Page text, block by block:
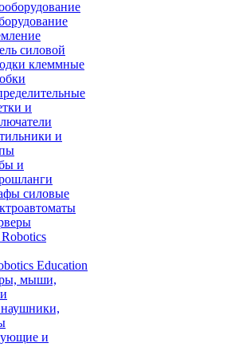
силовой
клеммные
и
и
и
силовые
Education
мыши,
и